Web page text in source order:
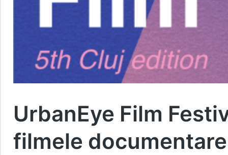
UrbanEye Film
filmele